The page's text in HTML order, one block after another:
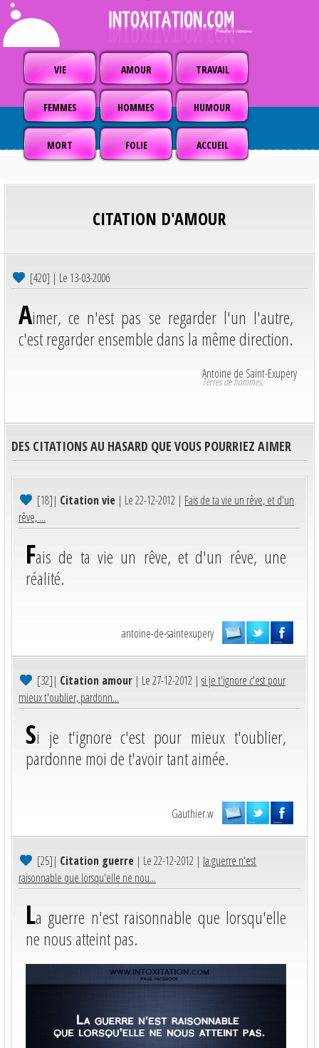
VIE AMOUR TRAVAIL
FEMMES HOMMES HUMOUR
MORT FOLIE ACCUEIL
CITATION D'AMOUR
[420] | Le 13-03-2006
Aimer, ce n'est pas se regarder l'un l'autre,
c'est regarder ensemble dans la même direction.
Antoine de Saint-Exupéry
Terres de hommes.
DES CITATIONS AU HASARD QUE VOUS POURRIEZ AIMER
[18]| Citation vie | Le 22-12-2012 | Fais de ta vie un rêve, et d'un
rêve, ...
Fais de ta vie un rêve, et d'un rêve, une
réalité.
antoine-de-saintexupery
[32]| Citation amour | Le 27-12-2012 | si je t'ignore c'est pour
mieux t'oublier, pardonn...
Si je t'ignore c'est pour mieux t'oublier,
pardonne moi de t'avoir tant aimée.
Gauthier.w
[25]| Citation guerre | Le 22-12-2012 | la guerre n'est
raisonnable que lorsqu'elle ne nou...
La guerre n'est raisonnable que lorsqu'elle
ne nous atteint pas.